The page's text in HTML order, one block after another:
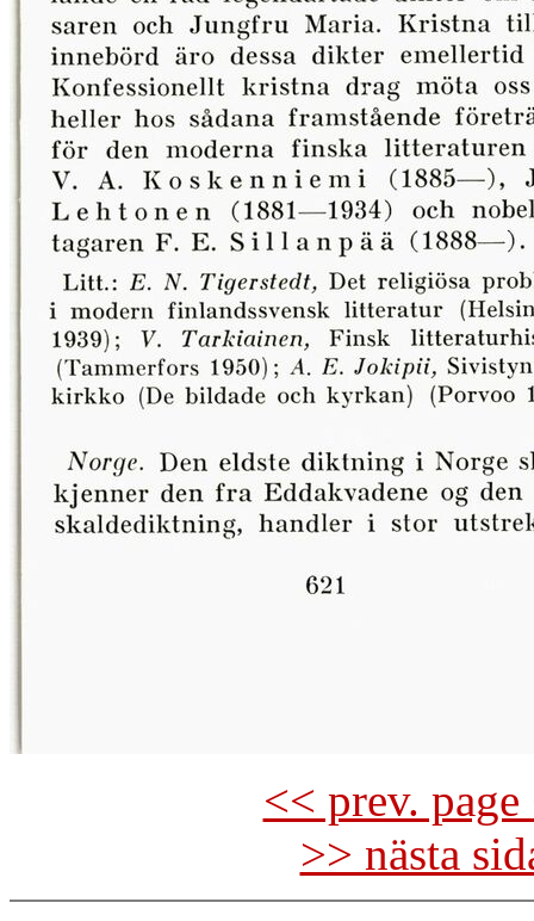
<< prev.
>> nästa